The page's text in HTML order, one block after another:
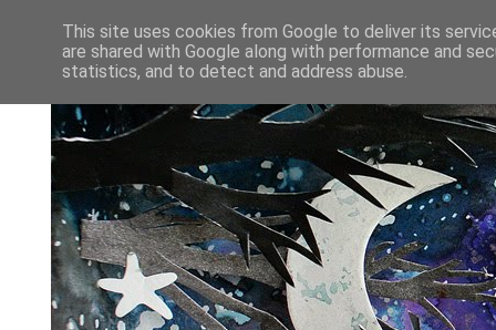
This site uses cookies from Google to deliver its
are shared with Google along with performance and
statistics, and to detect and address abuse.